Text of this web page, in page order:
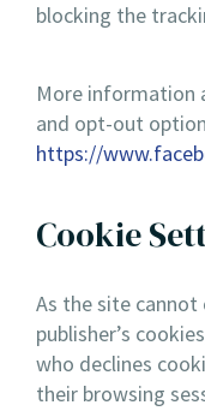
blocking the
More information
and opt-out
https://
Cookie
As the site
publisher’s
who declines
their browsing